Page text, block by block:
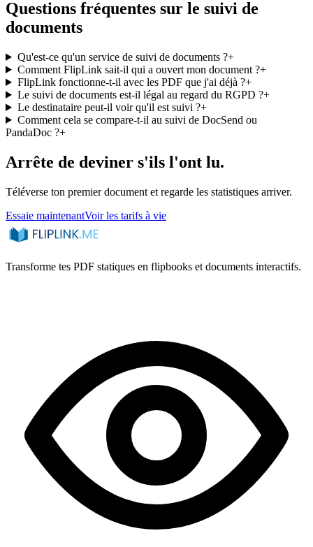
Questions fréquentes sur le suivi de
documents
Qu'est-ce qu'un service de suivi de documents ?+
Comment FlipLink sait-il qui a ouvert mon document ?+
FlipLink fonctionne-t-il avec les PDF que j'ai déjà ?+
Le suivi de documents est-il légal au regard du RGPD ?+
Le destinataire peut-il voir qu'il est suivi ?+
Comment cela se compare-t-il au suivi de DocSend ou
PandaDoc ?+
Arrête de deviner s'ils l'ont lu.
Téléverse ton premier document et regarde les statistiques arriver.
Essaie maintenantVoir les tarifs à vie
Transforme tes PDF statiques en flipbooks et documents interactifs.